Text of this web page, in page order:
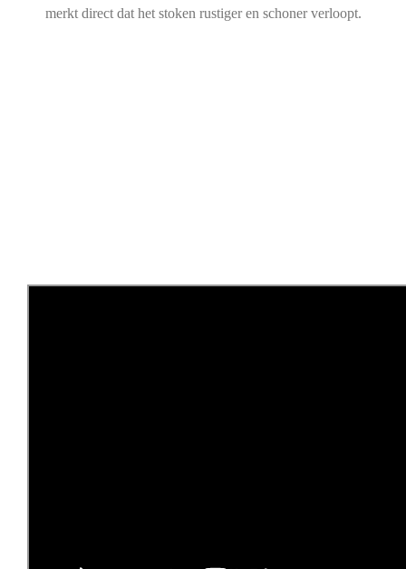
merkt direct dat het stoken rustiger en schoner verloopt.